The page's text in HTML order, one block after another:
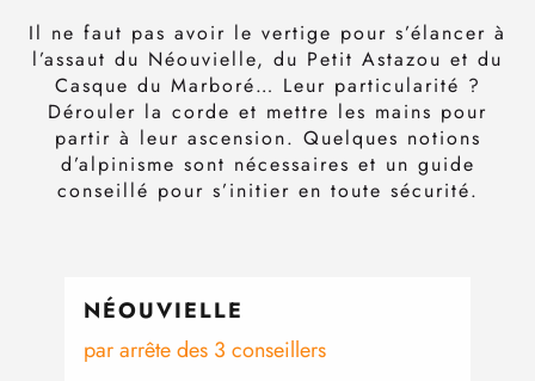
Il ne faut pas avoir le vertige pour s’élancer à
l’assaut du Néouvielle, du Petit Astazou et du
Casque du Marboré… Leur particularité ?
Dérouler la corde et mettre les mains pour
partir à leur ascension. Quelques notions
d’alpinisme sont nécessaires et un guide
conseillé pour s’initier en toute sécurité.
NÉOUVIELLE
par arrête des 3 conseillers